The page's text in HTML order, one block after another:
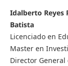
Idalberto Reyes
Batista
Licenciado en
Master en
Director General